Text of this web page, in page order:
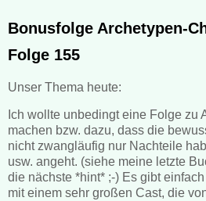
Bonusfolge Archetypen-
Folge 155
Unser Thema heute:
Ich wollte unbedingt eine Folge zu
machen bzw. dazu, dass die
nicht zwangläufig nur Nachteile
usw. angeht. (siehe meine letzte
die nächste *hint* ;-) Es gibt
mit einem sehr großen Cast, die